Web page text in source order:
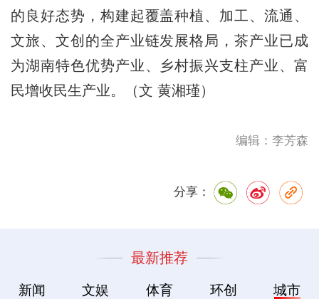
的良好态势，构建起覆盖种植、加工、流通、
文旅、文创的全产业链发展格局，茶产业已成
为湖南特色优势产业、乡村振兴支柱产业、富
民增收民生产业。（文 黄湘瑾）
编辑：李芳森
分享：
最新推荐
新闻 文娱 体育 环创 城市